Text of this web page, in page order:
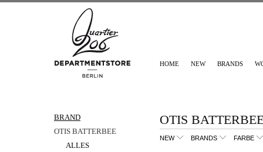
HOME NEW BRANDS
BRAND
OTIS BATTERBEE
ALLES
OTIS
NEW BRANDS FARBE